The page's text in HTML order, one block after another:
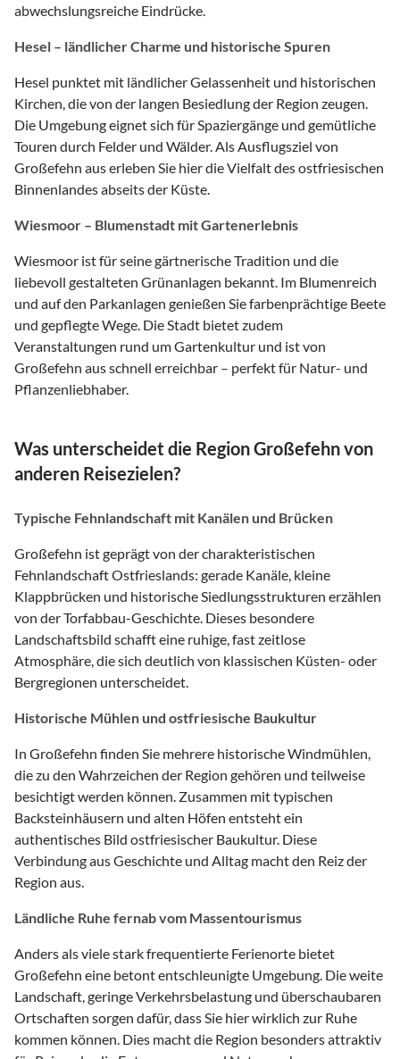
abwechslungsreiche Eindrücke.
Hesel – ländlicher Charme und historische Spuren
Hesel punktet mit ländlicher Gelassenheit und historischen
Kirchen, die von der langen Besiedlung der Region zeugen.
Die Umgebung eignet sich für Spaziergänge und gemütliche
Touren durch Felder und Wälder. Als Ausflugsziel von
Großefehn aus erleben Sie hier die Vielfalt des ostfriesischen
Binnenlandes abseits der Küste.
Wiesmoor – Blumenstadt mit Gartenerlebnis
Wiesmoor ist für seine gärtnerische Tradition und die
liebevoll gestalteten Grünanlagen bekannt. Im Blumenreich
und auf den Parkanlagen genießen Sie farbenprächtige Beete
und gepflegte Wege. Die Stadt bietet zudem
Veranstaltungen rund um Gartenkultur und ist von
Großefehn aus schnell erreichbar – perfekt für Natur- und
Pflanzenliebhaber.
Was unterscheidet die Region Großefehn von
anderen Reisezielen?
Typische Fehnlandschaft mit Kanälen und Brücken
Großefehn ist geprägt von der charakteristischen
Fehnlandschaft Ostfrieslands: gerade Kanäle, kleine
Klappbrücken und historische Siedlungsstrukturen erzählen
von der Torfabbau-Geschichte. Dieses besondere
Landschaftsbild schafft eine ruhige, fast zeitlose
Atmosphäre, die sich deutlich von klassischen Küsten- oder
Bergregionen unterscheidet.
Historische Mühlen und ostfriesische Baukultur
In Großefehn finden Sie mehrere historische Windmühlen,
die zu den Wahrzeichen der Region gehören und teilweise
besichtigt werden können. Zusammen mit typischen
Backsteinhäusern und alten Höfen entsteht ein
authentisches Bild ostfriesischer Baukultur. Diese
Verbindung aus Geschichte und Alltag macht den Reiz der
Region aus.
Ländliche Ruhe fernab vom Massentourismus
Anders als viele stark frequentierte Ferienorte bietet
Großefehn eine betont entschleunigte Umgebung. Die weite
Landschaft, geringe Verkehrsbelastung und überschaubaren
Ortschaften sorgen dafür, dass Sie hier wirklich zur Ruhe
kommen können. Dies macht die Region besonders attraktiv